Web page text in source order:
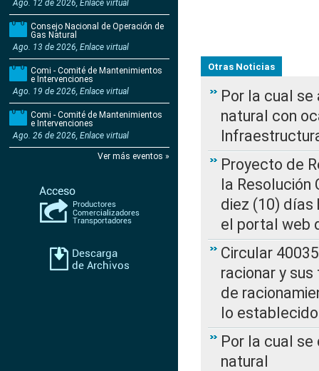
Ago. 12 de 2026, Enlace virtual
Consejo Nacional de Operación de
Gas Natural
Ago. 13 de 2026, Enlace virtual
Comi - Comité de Mantenimientos
e Intervenciones
Ago. 19 de 2026, Enlace virtual
Comi - Comité de Mantenimientos
e Intervenciones
Ago. 26 de 2026, Enlace virtual
Ver más eventos »
Otras Noticias
Por la cual
natural con
Proyecto de
la Resolución
diez (10) días
el portal web
Circular
racionar y
de
lo
Por la cual
natural